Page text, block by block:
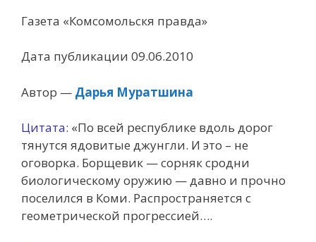
Газета «Комсомольскя правда»
Дата публикации 09.06.2010
Автор — Дарья Муратшина
Цитата: «По всей республике вдоль дорог
тянутся ядовитые джунгли. И это – не
оговорка. Борщевик — сорняк сродни
биологическому оружию — давно и прочно
поселился в Коми. Распространяется с
геометрической прогрессией….